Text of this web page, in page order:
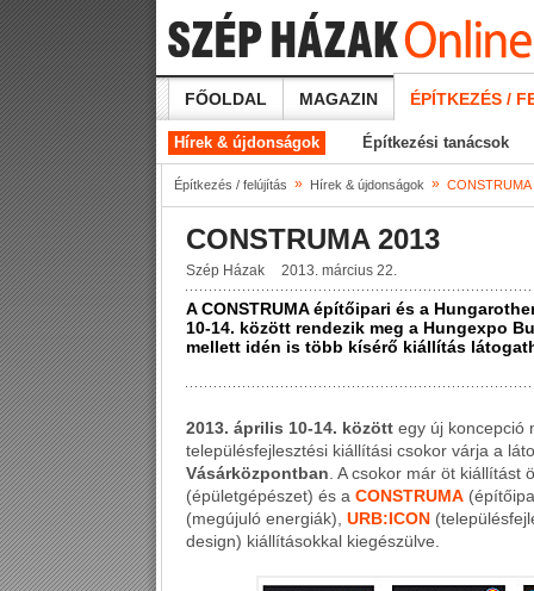
FŐOLDAL MAGAZIN ÉPÍTKEZÉS /
Hírek & újdonságok Építkezési tanácsok
Építkezés / felújítás » Hírek & újdonságok » CONSTRUMA
CONSTRUMA 2013
Szép Házak 2013. március 22.
A CONSTRUMA építőipari és a
10-14. között rendezik meg a Hungexpo
mellett idén is több kísérő kiállítás
2013. április 10-14. között egy új koncepció
településfejlesztési kiállítási csokor várja a
Vásárközpontban . A csokor már öt kiállítást
(épületgépészet) és a CONSTRUMA
(megújuló energiák), URB:ICON
design) kiállításokkal kiegészülve.